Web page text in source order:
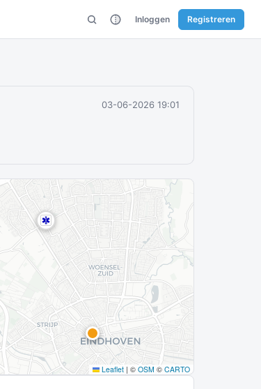
Inloggen Registreren
03-06-2026 19:01
Leaflet | © OSM © CARTO